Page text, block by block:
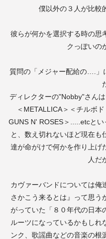
僕以外の３人が比較
彼らが何かを選択する時の思
クっぽいの
質問の「メジャー配給の….
ディレクターの"Nobby"さん
＜ METALLICA＞＜チルボド
GUNS N' ROSES＞ .....etcと
と、数え切れないほど現在も
達が命がけで何かを作り上げ
人だ
カヴァーバンドについては俺
さかこう来るとは』って思う
がっていた「８０年代の日本
ルーツになっているかもしれ
ンク、歌謡曲などの音楽の根